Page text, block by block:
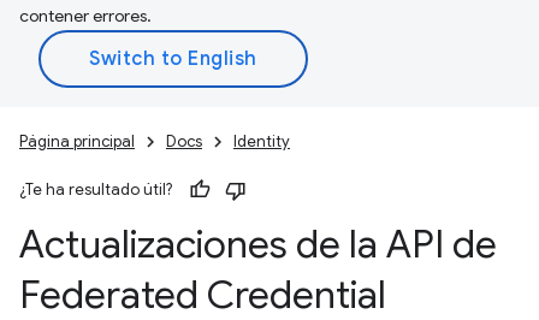
contener errores.
Página principal Docs Identity
¿Te ha resultado útil?
Actualizaciones de la API de
Federated Credential